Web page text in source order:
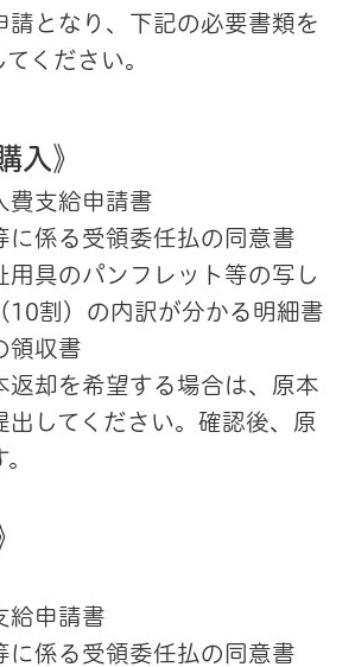
請となり、下記の必要書類を
ください。
入》
費支給申請書
に係る受領委任払の同意書
用具のパンフレット等の写し
10割）の内訳が分かる明細書
領収書
却を希望する場合は、原本
出してください。確認後、原
給申請書
に係る受領委任払の同意書